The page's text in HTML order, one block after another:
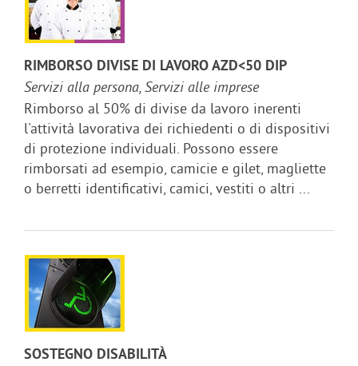
RIMBORSO DIVISE DI LAVORO AZD<50 DIP
Servizi alla persona, Servizi alle imprese
Rimborso al 50% di divise da lavoro inerenti
l'attività lavorativa dei richiedenti o di dispositivi
di protezione individuali. Possono essere
rimborsati ad esempio, camicie e gilet, magliette
o berretti identificativi, camici, vestiti o altri ...
SOSTEGNO DISABILITÀ